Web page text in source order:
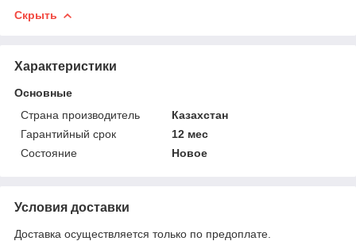
Скрыть
Характеристики
Основные
Страна производитель
Казахстан
Гарантийный срок
12 мес
Состояние
Новое
Условия доставки
Доставка осуществляется только по предоплате.